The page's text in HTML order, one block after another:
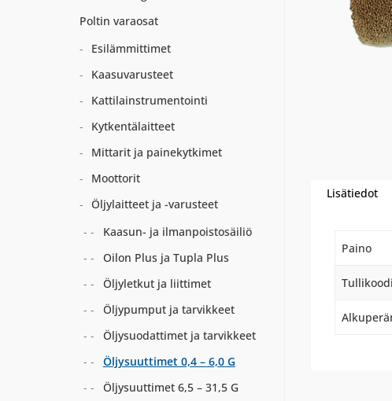
Lisätiedot
Paino
Tullikoodi
Poltin varaosat
Esilämmittimet
Kaasuvarusteet
Kattilainstrumentointi
Kytkentälaitteet
Mittarit ja painekytkimet
Moottorit
Öljylaitteet ja -varusteet
Kaasun- ja ilmanpoistosäiliö
Oilon Plus ja Tupla Plus
Öljyletkut ja liittimet
Öljypumput ja tarvikkeet
Öljysuodattimet ja tarvikkeet
Öljysuuttimet 0,4 – 6,0 G
Öljysuuttimet 6,5 – 31,5 G